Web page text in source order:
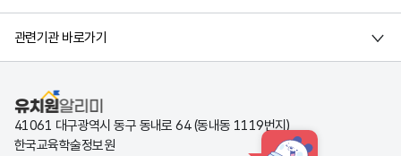
관련기관 바로가기
유치원알리미
41061 대구광역시 동구 동내로 64 (동내동 1119번지)
한국교육학술정보원